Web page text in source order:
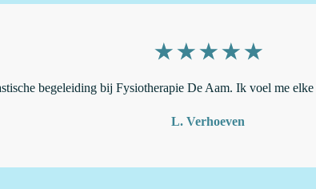
begeleiding bij Fysiotherapie De Aam. Ik voel me elke
L. Verhoeven